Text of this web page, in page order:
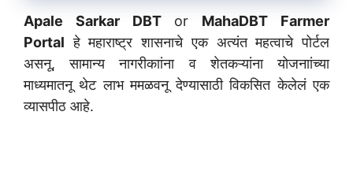
Apale Sarkar DBTor MahaDBT Farmer
Portal हे महाराष्ट्र शासनाचे एक अत्यंत महत्वाचे पोर्टल
असनू, सामान्य नागरीकाांना व शेतकऱ्यांना योजनाांच्या
माध्यमातनू थेट लाभ ममळवनू देण्यासाठी विकसित केलेलं एक
व्यासपीठ आहे.